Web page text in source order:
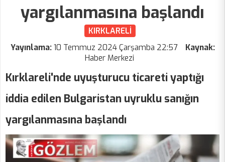
yargılanmasına başlandı
KIRKLARELİ
Yayınlama:10 Temmuz 2024 Çarşamba 22:57
Kaynak:
Haber Merkezi
Kırklareli'nde uyuşturucu ticareti yaptığı
iddia edilen Bulgaristan uyruklu sanığın
yargılanmasına başlandı